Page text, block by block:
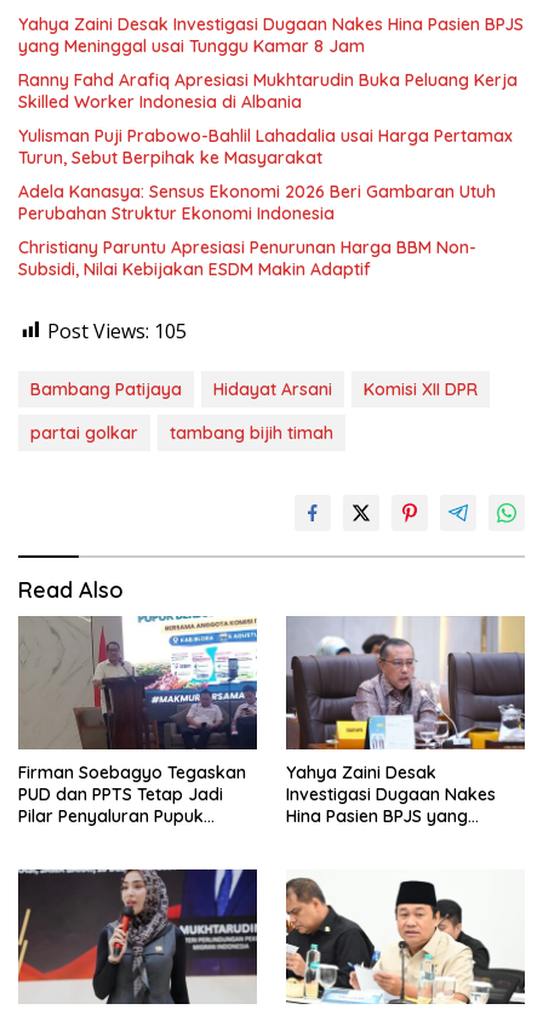
Yahya Zaini Desak Investigasi Dugaan Nakes Hina Pasien BPJS
yang Meninggal usai Tunggu Kamar 8 Jam
Ranny Fahd Arafiq Apresiasi Mukhtarudin Buka Peluang Kerja
Skilled Worker Indonesia di Albania
Yulisman Puji Prabowo-Bahlil Lahadalia usai Harga Pertamax
Turun, Sebut Berpihak ke Masyarakat
Adela Kanasya: Sensus Ekonomi 2026 Beri Gambaran Utuh
Perubahan Struktur Ekonomi Indonesia
Christiany Paruntu Apresiasi Penurunan Harga BBM Non-
Subsidi, Nilai Kebijakan ESDM Makin Adaptif
Post Views: 105
Bambang Patijaya Hidayat Arsani
Komisi XII DPR
partai golkar
tambang bijih timah
Read Also
Firman Soebagyo Tegaskan
PUD dan PPTS Tetap Jadi
Pilar Penyaluran Pupuk
Yahya Zaini Desak
Investigasi Dugaan Nakes
Hina Pasien BPJS yang